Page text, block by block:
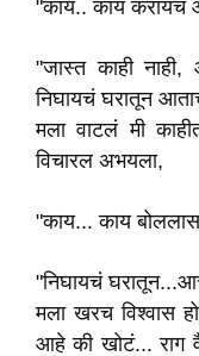
"काय.. काय करायचं
"जास्त काही
निघायचं घरातून
मला वाटलं मी
विचारल अभयला,
"काय... काय
"निघायचं
मला खरच विश्वास
आहे की खोटं... राग